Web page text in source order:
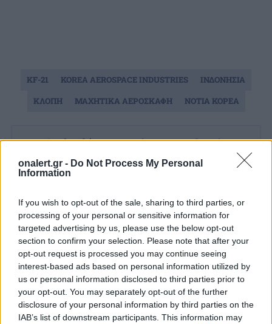
onalert.gr - Do Not Process My Personal
Information
If you wish to opt-out of the sale, sharing to third parties, or
processing of your personal or sensitive information for
targeted advertising by us, please use the below opt-out
section to confirm your selection. Please note that after your
opt-out request is processed you may continue seeing
interest-based ads based on personal information utilized by
us or personal information disclosed to third parties prior to
your opt-out. You may separately opt-out of the further
disclosure of your personal information by third parties on the
IAB’s list of downstream participants. This information may
Διάβασε επίσης
Ακολουθήστε το onalert.gr στοGoogle
και μάθετε πρώτοι όλες τις ειδήσεις
για την άμυνα.
KF-21 KOREA AEROSPACE INDUSTRIES
ΙΝΔΟΝΗΣΙΑ
ΚΛΟΠΗ
ΜΑΧΗΤΙΚΑ ΑΕΡΟΣΚΑΦΗ ΝΟΤΙΑ ΚΟΡΕΑ